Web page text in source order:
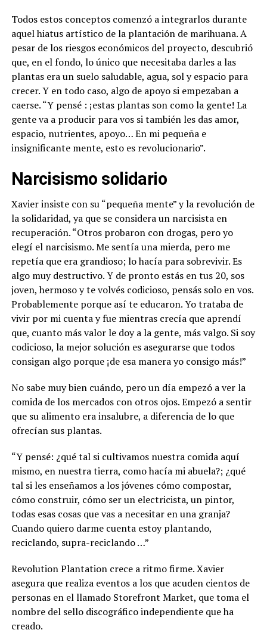
Todos estos conceptos comenzó a integrarlos durante
aquel hiatus artístico de la plantación de marihuana. A
pesar de los riesgos económicos del proyecto, descubrió
que, en el fondo, lo único que necesitaba darles a las
plantas era un suelo saludable, agua, sol y espacio para
crecer. Y en todo caso, algo de apoyo si empezaban a
caerse. “Y pensé : ¡estas plantas son como la gente! La
gente va a producir para vos si también les das amor,
espacio, nutrientes, apoyo… En mi pequeña e
insignificante mente, esto es revolucionario”.
Narcisismo solidario
Xavier insiste con su “pequeña mente” y la revolución de
la solidaridad, ya que se considera un narcisista en
recuperación. “Otros probaron con drogas, pero yo
elegí el narcisismo. Me sentía una mierda, pero me
repetía que era grandioso; lo hacía para sobrevivir. Es
algo muy destructivo. Y de pronto estás en tus 20, sos
joven, hermoso y te volvés codicioso, pensás solo en vos.
Probablemente porque así te educaron. Yo trataba de
vivir por mi cuenta y fue mientras crecía que aprendí
que, cuanto más valor le doy a la gente, más valgo. Si soy
codicioso, la mejor solución es asegurarse que todos
consigan algo porque ¡de esa manera yo consigo más!”
No sabe muy bien cuándo, pero un día empezó a ver la
comida de los mercados con otros ojos. Empezó a sentir
que su alimento era insalubre, a diferencia de lo que
ofrecían sus plantas.
“Y pensé: ¿qué tal si cultivamos nuestra comida aquí
mismo, en nuestra tierra, como hacía mi abuela?; ¿qué
tal si les enseñamos a los jóvenes cómo compostar,
cómo construir, cómo ser un electricista, un pintor,
todas esas cosas que vas a necesitar en una granja?
Cuando quiero darme cuenta estoy plantando,
reciclando, supra-reciclando …”
Revolution Plantation crece a ritmo firme. Xavier
asegura que realiza eventos a los que acuden cientos de
personas en el llamado Storefront Market, que toma el
nombre del sello discográfico independiente que ha
creado.